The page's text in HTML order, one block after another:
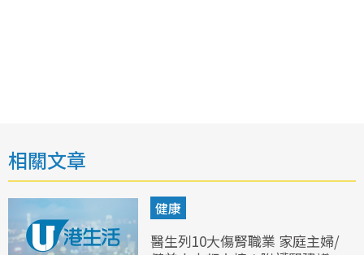
相關文章
健康
醫生列10大傷腎職業 家庭主婦/